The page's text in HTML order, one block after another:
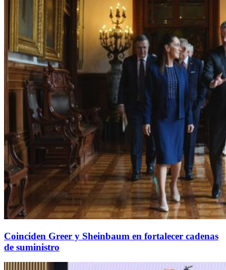
Coinciden Greer y Sheinbaum en fortalecer cadenas
de suministro